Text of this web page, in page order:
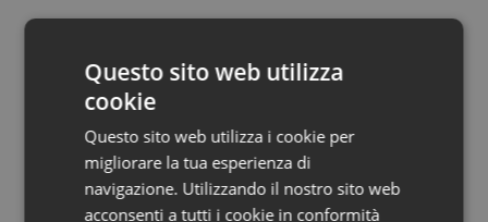
Tumori gastrointestinali
Ulcera & Reflusso
Vaccini
sostenibile non sia sempre e solo quella di aggiungere
finanziamenti. Un buon management, una
riorganizzazione dei processi e una valorizzazione
delle risorse umane sono altrettanto importanti, se
non di più.
Marco Pingitore
Questo sito web utilizza
cookie
Questo sito web utilizza i cookie per
migliorare la tua esperienza di
navigazione. Utilizzando il nostro sito web
acconsenti a tutti i cookie in conformità